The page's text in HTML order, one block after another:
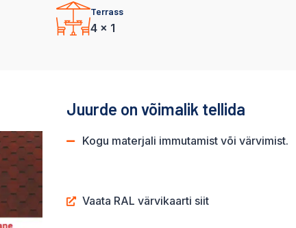
Terrass
4 x 1
Juurde on võimalik tellida
Kogu materjali immutamist või värvimist.
Vaata RAL värvikaarti siit